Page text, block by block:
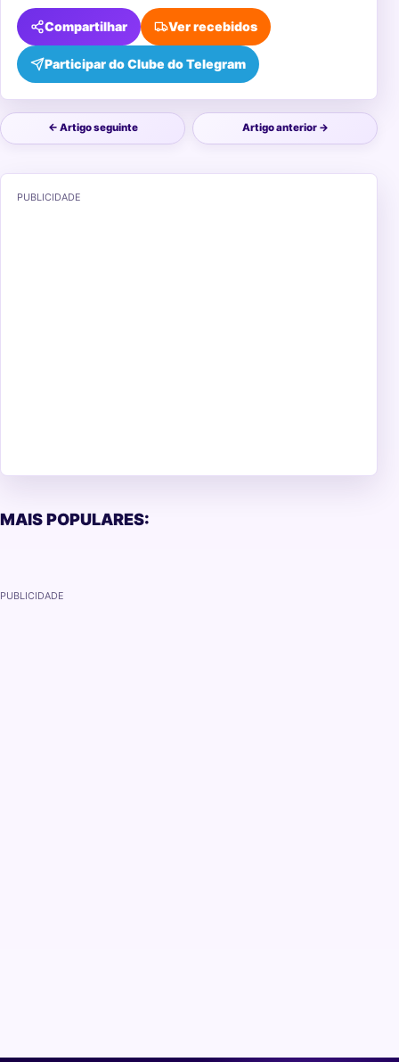
Compartilhar
Participar do Clube do Telegram
Ver recebidos
← Artigo seguinte Artigo anterior →
PUBLICIDADE
MAIS POPULARES:
PUBLICIDADE